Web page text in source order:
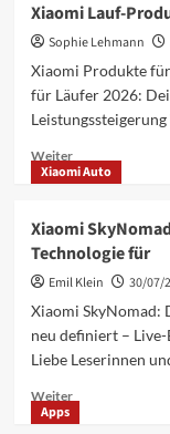
K100
Pro
Max:
Sauvignon
Red
im
Xiaomi Lauf-
Sophie Lehmann
Xiaomi Produkte
für Läufer 2026:
WeiterMehr
Informationen
Lauf-
Produkte
2026:
Top
10
für
Training
Xiaomi Auto
Xiaomi
Technologie für
Emil Klein 30/07/
Xiaomi SkyNomad:
neu definiert –
Liebe Leserinnen
WeiterMehr
Apps